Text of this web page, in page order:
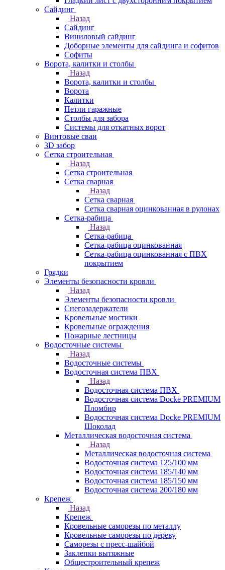
Сайдинг
Назад
Сайдинг
Виниловый сайдинг
Доборные элементы для сайдинга и софитов
Софиты
Ворота, калитки и столбы
Назад
Ворота, калитки и столбы
Ворота
Калитки
Петли гаражные
Столбы для забора
Системы для откатных ворот
Винтовые сваи
3D забор
Сетка строительная
Назад
Сетка строительная
Сетка сварная
Назад
Сетка сварная
Сетка сварная оцинкованная в рулонах
Сетка-рабица
Назад
Сетка-рабица
Сетка-рабица оцинкованная
Сетка-рабица оцинкованная с ПВХ
покрытием
Грядки
Элементы безопасности кровли
Назад
Элементы безопасности кровли
Снегозадержатели
Кровельные мостики
Кровельные ограждения
Пожарные лестницы
Водосточные системы
Назад
Водосточные системы
Водосточная система ПВХ
Назад
Водосточная система ПВХ
Водосточная система Docke PREMIUM
Пломбир
Водосточная система Docke PREMIUM
Шоколад
Металлическая водосточная система
Назад
Металлическая водосточная система
Водосточная система 125/100 мм
Водосточная система 185/140 мм
Водосточная система 185/150 мм
Водосточная система 200/180 мм
Крепеж
Назад
Крепеж
Кровельные саморезы по металлу
Кровельные саморезы по дереву
Саморезы с пресс-шайбой
Заклепки вытяжные
Общестроительный крепеж